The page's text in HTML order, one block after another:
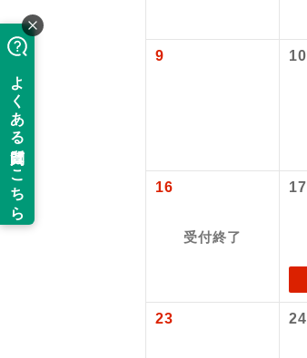
9 10
16
受付終了
17
23 24